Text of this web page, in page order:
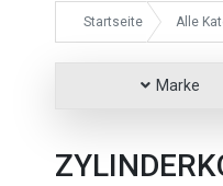
Startseite Alle
Marke